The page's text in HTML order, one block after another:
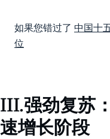
如果您错过了 中国十
位
III.强劲复苏
速增长阶段